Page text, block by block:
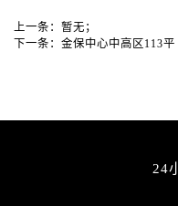
上一条： 暂无；
下一条： 金保中心中高区113平
24